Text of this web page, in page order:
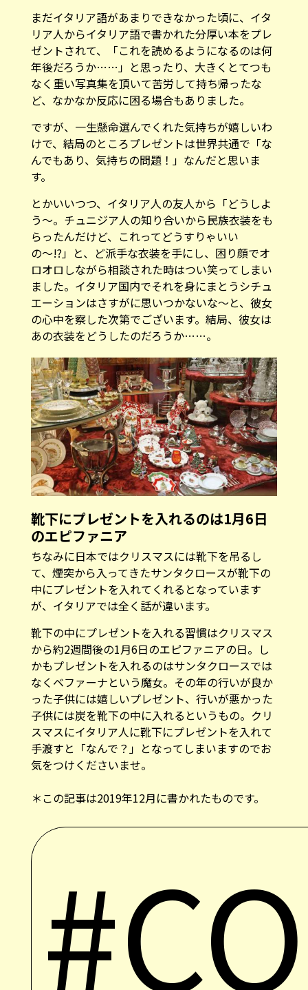
まだイタリア語があまりできなかった頃に、イタ
リア人からイタリア語で書かれた分厚い本をプレ
ゼントされて、「これを読めるようになるのは何
年後だろうか……」と思ったり、大きくとてつも
なく重い写真集を頂いて苦労して持ち帰ったな
ど、なかなか反応に困る場合もありました。
ですが、一生懸命選んでくれた気持ちが嬉しいわ
けで、結局のところプレゼントは世界共通で「な
んでもあり、気持ちの問題！」なんだと思いま
す。
とかいいつつ、イタリア人の友人から「どうしよ
う〜。チュニジア人の知り合いから民族衣装をも
らったんだけど、これってどうすりゃいい
の〜!?」と、ど派手な衣装を手にし、困り顔でオ
ロオロしながら相談された時はつい笑ってしまい
ました。イタリア国内でそれを身にまとうシチュ
エーションはさすがに思いつかないな〜と、彼女
の心中を察した次第でございます。結局、彼女は
あの衣装をどうしたのだろうか……。
靴下にプレゼントを入れるのは1月6日
のエピファニア
ちなみに日本ではクリスマスには靴下を吊るし
て、煙突から入ってきたサンタクロースが靴下の
中にプレゼントを入れてくれるとなっています
が、イタリアでは全く話が違います。
靴下の中にプレゼントを入れる習慣はクリスマス
から約2週間後の1月6日のエピファニアの日。し
かもプレゼントを入れるのはサンタクロースでは
なくベファーナという魔女。その年の行いが良か
った子供には嬉しいプレゼント、行いが悪かった
子供には炭を靴下の中に入れるというもの。クリ
スマスにイタリア人に靴下にプレゼントを入れて
手渡すと「なんで？」となってしまいますのでお
気をつけくださいませ。
＊この記事は2019年12月に書かれたものです。